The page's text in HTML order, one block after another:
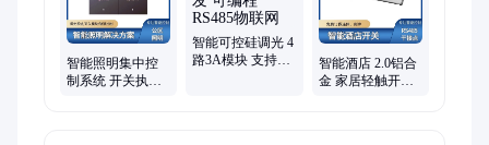
智能照明集中控
制系统 开关执行
智能可控硅调光 4
路3A模块 支持二
智能酒店 2.0铝合
金 家居轻触开关